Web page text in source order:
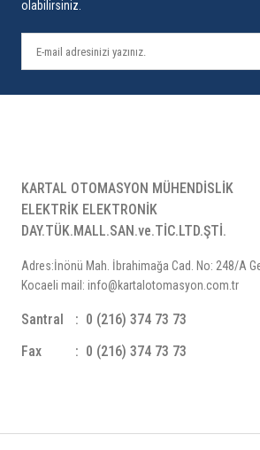
olabilirsiniz.
KARTAL OTOMASYON MÜHENDİSLİK
ELEKTRİK ELEKTRONİK
DAY.TÜK.MALL.SAN.ve.TİC.LTD.ŞTİ.
Adres:İnönü Mah. İbrahimağa Cad. No: 248/A
Kocaeli mail: info@kartalotomasyon.com.tr
Santral
0 (216) 374 73 73
Fax
0 (216) 374 73 73